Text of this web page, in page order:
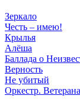
Зеркало
Честь – имею!
Крылья
Алёша
Баллада о
Верность
Не убитый
Оркестр.